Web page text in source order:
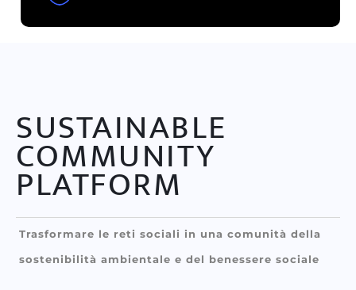
SUSTAINABLE
COMMUNITY
PLATFORM
Trasformare le reti sociali in una comunità della
sostenibilità ambientale e del benessere sociale